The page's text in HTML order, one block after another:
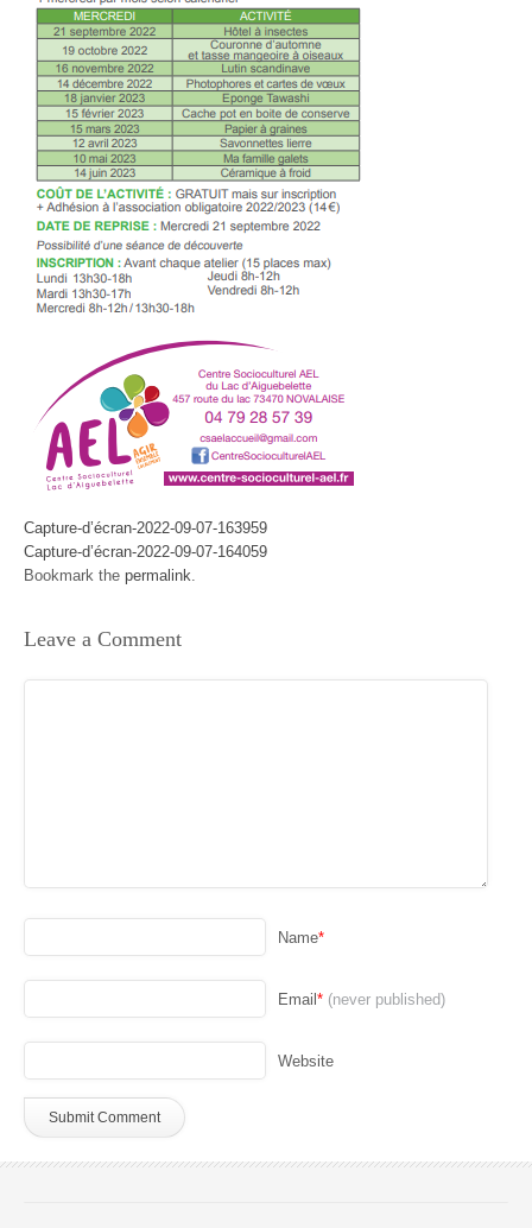
Capture-d’écran-2022-09-07-163959
Capture-d’écran-2022-09-07-164059
Bookmark the permalink.
Leave a Comment
Name*
Email * (never published)
Website